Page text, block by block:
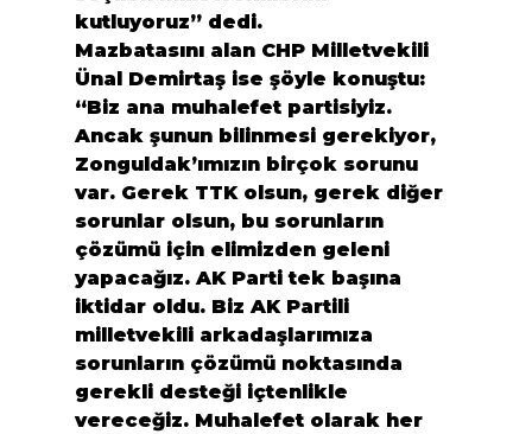
kutluyoruz” dedi.
Mazbatasını alan CHP Milletvekili
Ünal Demirtaş ise şöyle konuştu:
“Biz ana muhalefet partisiyiz.
Ancak şunun bilinmesi gerekiyor,
Zonguldak’ımızın birçok sorunu
var. Gerek TTK olsun, gerek diğer
sorunlar olsun, bu sorunların
çözümü için elimizden geleni
yapacağız. AK Parti tek başına
iktidar oldu. Biz AK Partili
milletvekili arkadaşlarımıza
sorunların çözümü noktasında
gerekli desteği içtenlikle
vereceğiz. Muhalefet olarak her